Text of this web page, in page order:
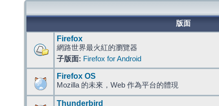
版面
Firefox
網路世界最火紅的瀏覽器
子版面: Firefox for Android
Firefox OS
Mozilla 的未來，Web 作為平台的體現
Thunderbird